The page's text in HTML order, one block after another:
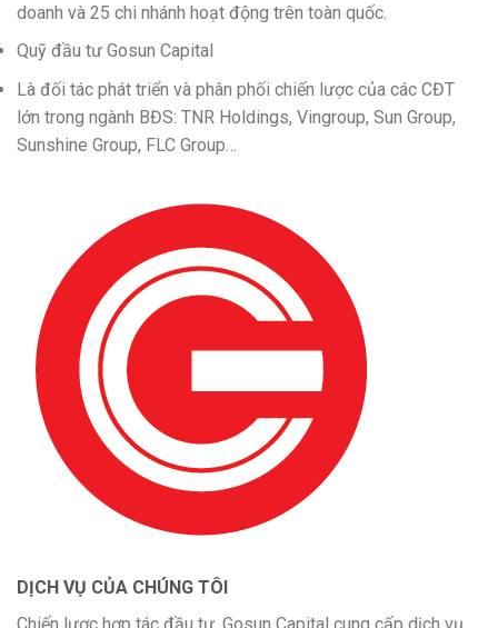
doanh và 25 chi nhánh hoạt động trên toàn quốc.
Quỹ đầu tư Gosun Capital
Là đối tác phát triển và phân phối chiến lược của các CĐT
lớn trong ngành BĐS: TNR Holdings, Vingroup, Sun Group,
Sunshine Group, FLC Group…
DỊCH VỤ CỦA CHÚNG TÔI